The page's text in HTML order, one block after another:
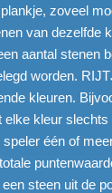
zoveel
van dezelfde
aantal stenen
worden.
kleuren.
kleur
één of
steen uit de